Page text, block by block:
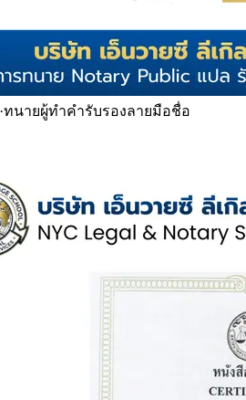
·ทนายผู้ทำคำรับรองลายมือชื่อ